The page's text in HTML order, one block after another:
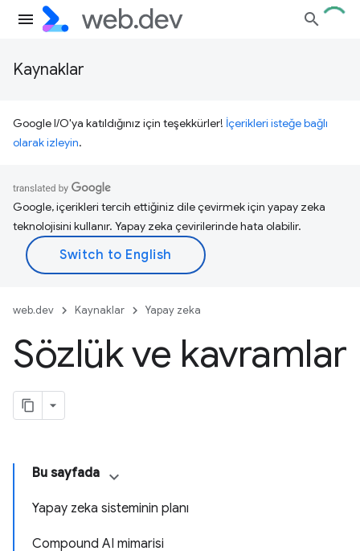
Kaynaklar
Google I/O'ya katıldığınız için teşekkürler! İçerikleri isteğe bağlı
olarak izleyin.
Google, içerikleri tercih ettiğiniz dile çevirmek için yapay zeka
teknolojisini kullanır. Yapay zeka çevirilerinde hata olabilir.
web.dev Kaynaklar Yapay zeka
Sözlük ve kavramlar
Bu sayfada
Yapay zeka sisteminin planı
Compound AI mimarisi